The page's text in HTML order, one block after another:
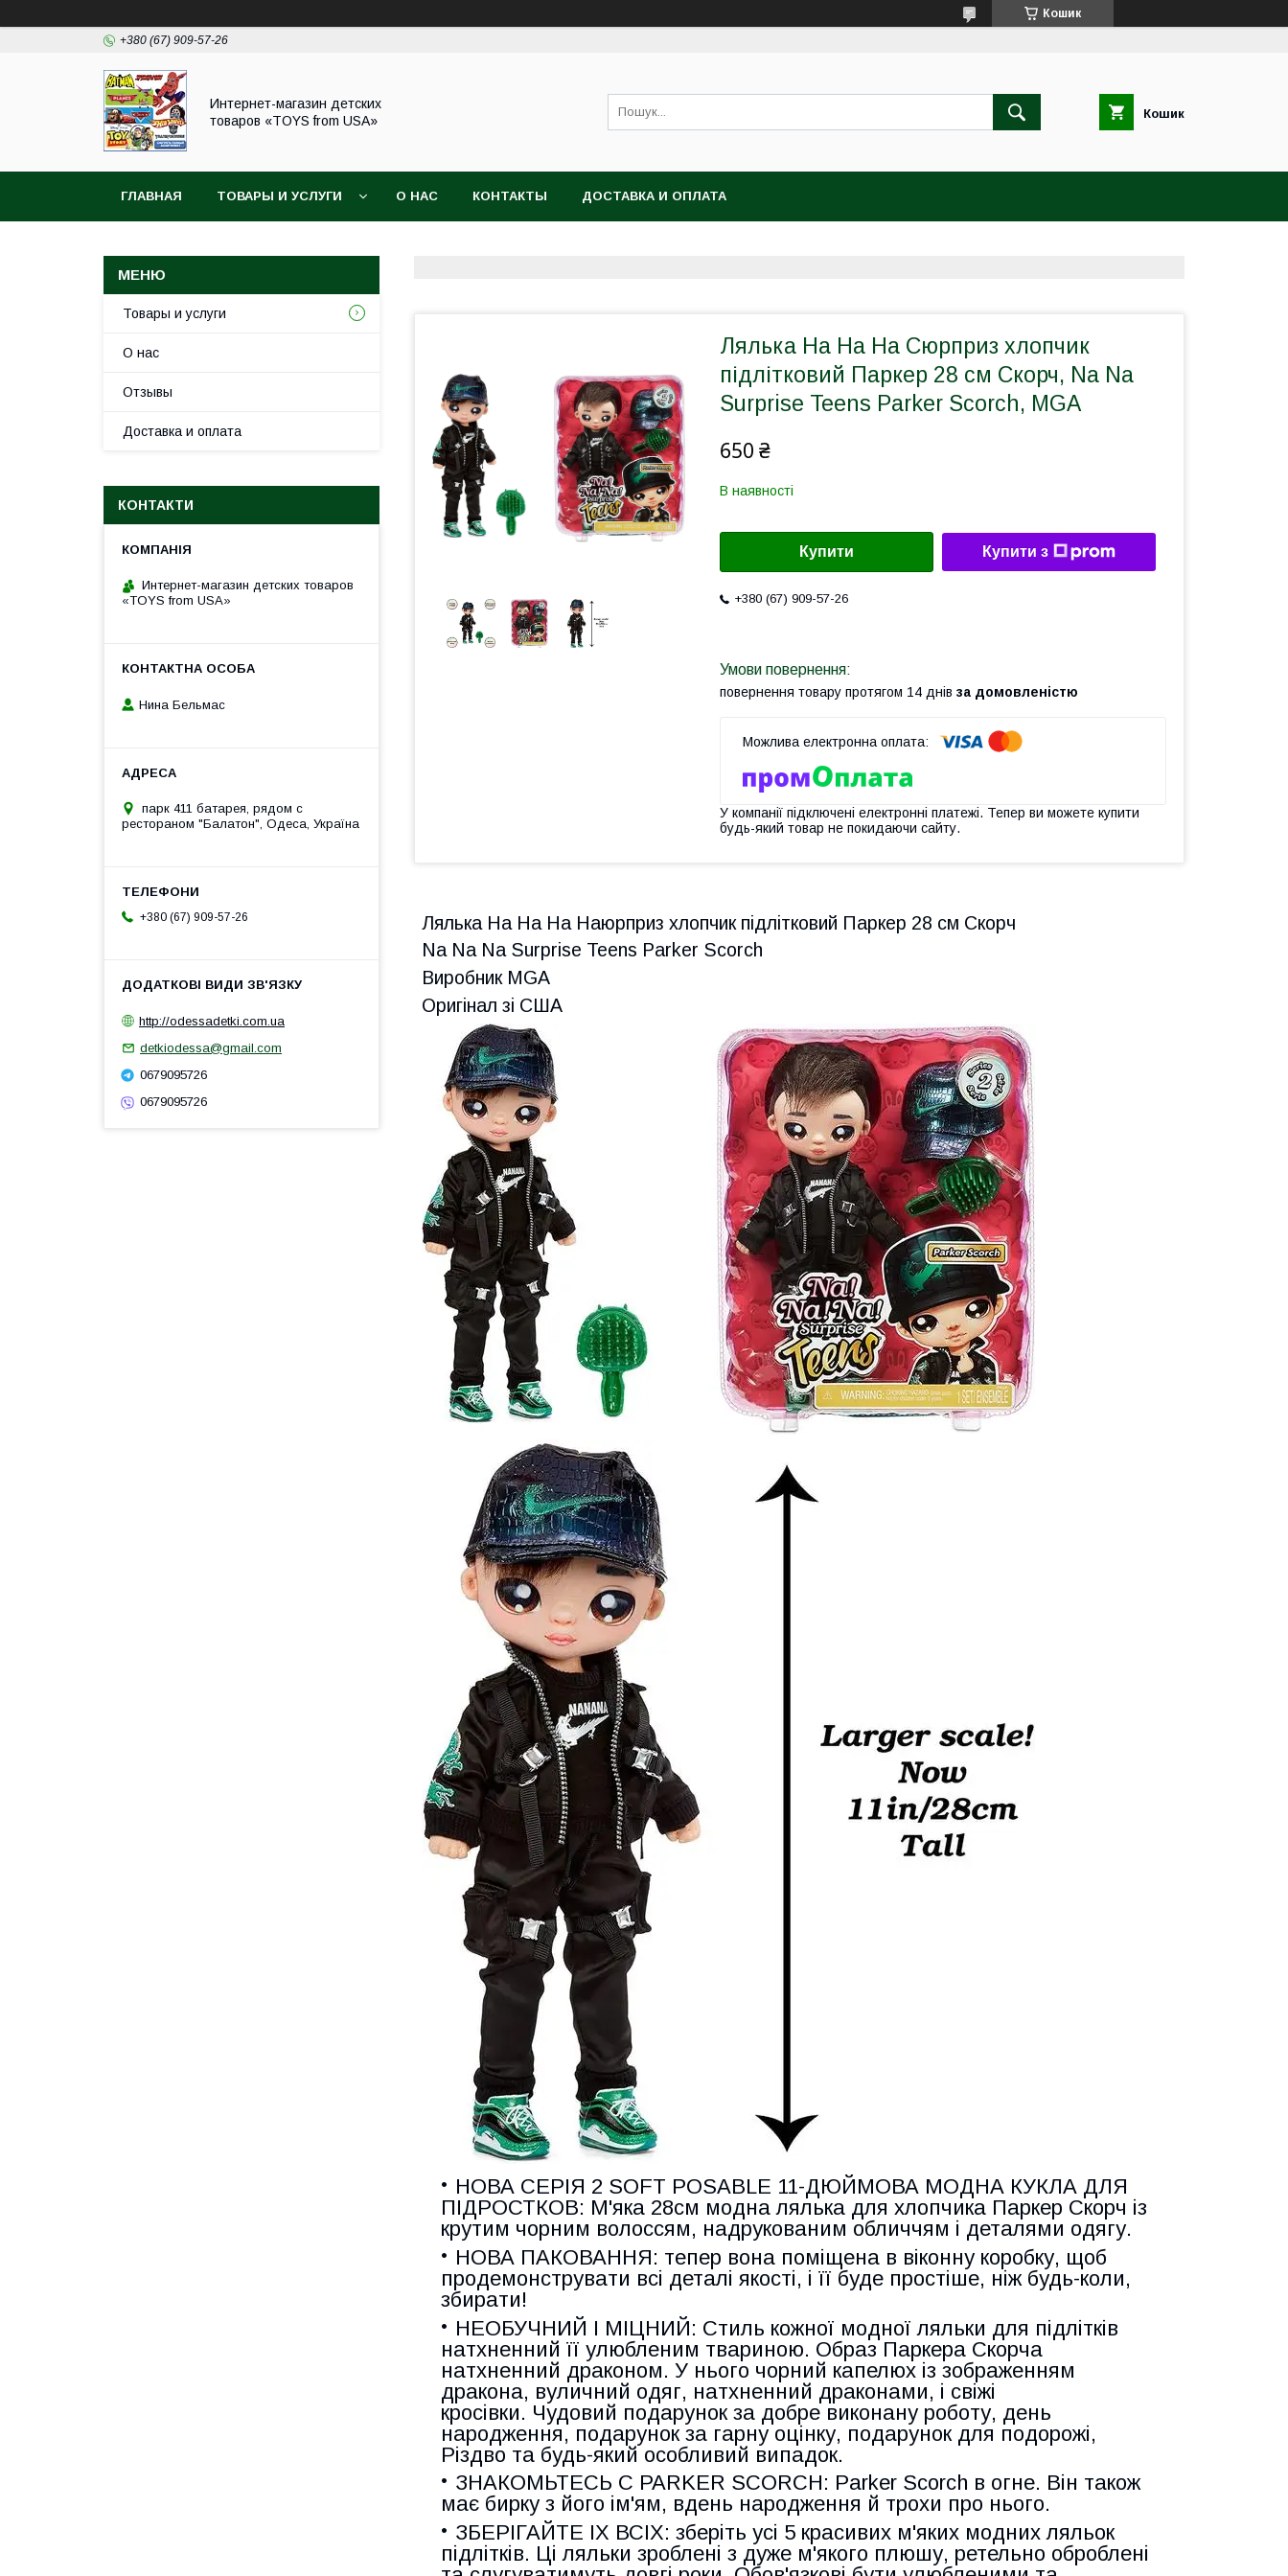
Кошик
+380 (67) 909-57-26
Интернет-магазин детских
товаров «TOYS from USA»
Кошик
ГЛАВНАЯ ТОВАРЫ И УСЛУГИ О НАС КОНТАКТЫ ДОСТАВКА И ОПЛАТА
Лялька На На На Сюрприз хлопчик
підлітковий Паркер 28 см Скорч, Na Na
Surprise Teens Parker Scorch, MGA
650 ₴
В наявності
Купити Купити з
+380 (67) 909-57-26
повернення товару протягом 14 днів за домовленістю
У компанії підключені електронні платежі. Тепер ви можете купити
будь-який товар не покидаючи сайту.
Лялька На На На Наюрприз хлопчик підлітковий Паркер 28 см Скорч
Na Na Na Surprise Teens Parker Scorch
Виробник MGA
Оригінал зі США
НОВА СЕРІЯ 2 SOFT POSABLE 11-ДЮЙМОВА МОДНА КУКЛА ДЛЯ
ПІДРОСТКОВ: М'яка 28см модна лялька для хлопчика Паркер Скорч із
крутим чорним волоссям, надрукованим обличчям і деталями одягу.
НОВА ПАКОВАННЯ: тепер вона поміщена в віконну коробку, щоб
продемонструвати всі деталі якості, і її буде простіше, ніж будь-коли,
збирати!
НЕОБУЧНИЙ І МІЦНИЙ: Стиль кожної модної ляльки для підлітків
натхненний її улюбленим твариною. Образ Паркера Скорча
натхненний драконом. У нього чорний капелюх із зображенням
дракона, вуличний одяг, натхненний драконами, і свіжі
кросівки. Чудовий подарунок за добре виконану роботу, день
народження, подарунок за гарну оцінку, подарунок для подорожі,
Різдво та будь-який особливий випадок.
ЗНАКОМЬТЕСЬ С PARKER SCORCH: Parker Scorch в огне. Він також
має бирку з його ім'ям, вдень народження й трохи про нього.
ЗБЕРІГАЙТЕ ІХ ВСІХ: зберіть усі 5 красивих м'яких модних ляльок
підлітків. Ці ляльки зроблені з дуже м'якого плюшу, ретельно оброблені
Товары и услуги
О нас
Отзывы
Доставка и оплата
КОНТАКТИ
Интернет-магазин детских товаров
«TOYS from USA»
Нина Бельмас
парк 411 батарея, рядом с
рестораном "Балатон", Одеса, Україна
+380 (67) 909-57-26
http://odessadetki.com.ua
detkiodessa@gmail.com
0679095726
0679095726